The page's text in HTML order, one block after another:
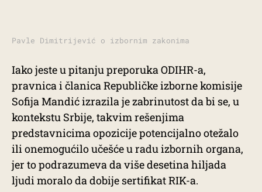
Pavle Dimitrijević o izbornim zakonima
Iako jeste u pitanju preporuka ODIHR-a,
pravnica i članica Republičke izborne komisije
Sofija Mandić izrazila je zabrinutost da bi se, u
kontekstu Srbije, takvim rešenjima
predstavnicima opozicije potencijalno otežalo
ili onemogućilo učešće u radu izbornih organa,
jer to podrazumeva da više desetina hiljada
ljudi moralo da dobije sertifikat RIK-a.